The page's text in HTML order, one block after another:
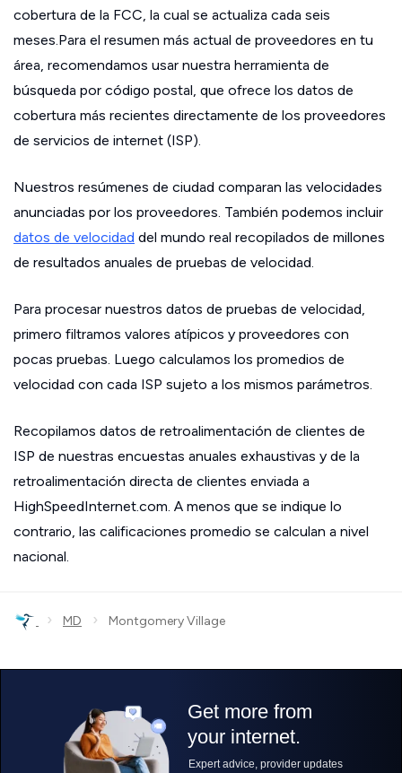
cobertura de la FCC, la cual se actualiza cada seis
meses.Para el resumen más actual de proveedores en tu
área, recomendamos usar nuestra herramienta de
búsqueda por código postal, que ofrece los datos de
cobertura más recientes directamente de los proveedores
de servicios de internet (ISP).
Nuestros resúmenes de ciudad comparan las velocidades
anunciadas por los proveedores. También podemos incluir
datos de velocidad del mundo real recopilados de millones
de resultados anuales de pruebas de velocidad.
Para procesar nuestros datos de pruebas de velocidad,
primero filtramos valores atípicos y proveedores con
pocas pruebas. Luego calculamos los promedios de
velocidad con cada ISP sujeto a los mismos parámetros.
Recopilamos datos de retroalimentación de clientes de
ISP de nuestras encuestas anuales exhaustivas y de la
retroalimentación directa de clientes enviada a
HighSpeedInternet.com. A menos que se indique lo
contrario, las calificaciones promedio se calculan a nivel
nacional.
› MD › Montgomery Village